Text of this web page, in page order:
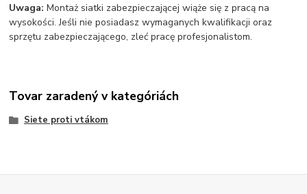
Uwaga:Montaż siatki zabezpieczającej wiąże się z pracą na
wysokości. Jeśli nie posiadasz wymaganych kwalifikacji oraz
sprzętu zabezpieczającego, zleć pracę profesjonalistom.
Tovar zaradený v kategóriách
Siete proti vtákom